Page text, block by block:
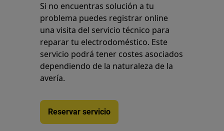
Si no encuentras solución a tu
problema puedes registrar online
una visita del servicio técnico para
reparar tu electrodoméstico. Este
servicio podrá tener costes asociados
dependiendo de la naturaleza de la
avería.
Reservar servicio